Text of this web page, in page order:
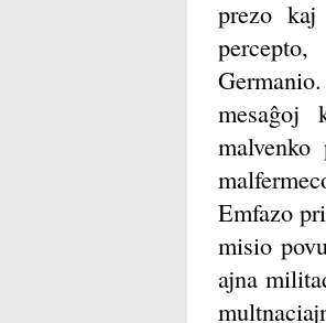
prezo
mesaĝoj
Emfazo
misio
ajna